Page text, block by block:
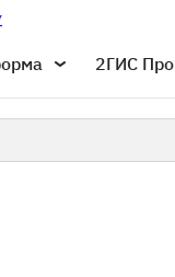
2ГИС Про